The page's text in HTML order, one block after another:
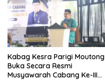
Kabag Kesra Parigi Moutong
Buka Secara Resmi
Musyawarah Cabang Ke-III